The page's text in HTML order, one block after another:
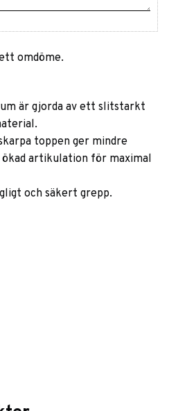
omdöme.
är gjorda av ett slitstarkt
toppen ger mindre
artikulation för maximal
och säkert grepp.